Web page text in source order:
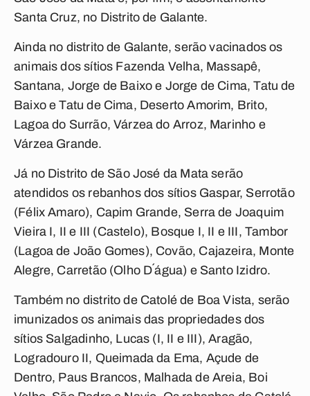
Santa Cruz, no Distrito de Galante.
Ainda no distrito de Galante, serão vacinados os
animais dos sítios Fazenda Velha, Massapê,
Santana, Jorge de Baixo e Jorge de Cima, Tatu de
Baixo e Tatu de Cima, Deserto Amorim, Brito,
Lagoa do Surrão, Várzea do Arroz, Marinho e
Várzea Grande.
Já no Distrito de São José da Mata serão
atendidos os rebanhos dos sítios Gaspar, Serrotão
(Félix Amaro), Capim Grande, Serra de Joaquim
Vieira I, II e III (Castelo), Bosque I, II e III, Tambor
(Lagoa de João Gomes), Covão, Cajazeira, Monte
Alegre, Carretão (Olho D´água) e Santo Izidro.
Também no distrito de Catolé de Boa Vista, serão
imunizados os animais das propriedades dos
sítios Salgadinho, Lucas (I, II e III), Aragão,
Logradouro II, Queimada da Ema, Açude de
Dentro, Paus Brancos, Malhada de Areia, Boi